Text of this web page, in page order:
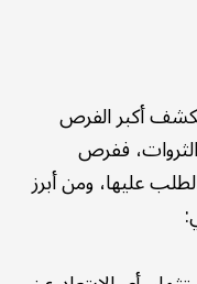
أكبر الفرص
ففرص
عليها، ومن أبرز